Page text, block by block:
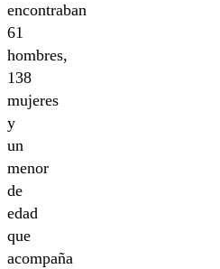
encontraban
61
hombres,
138
mujeres
y
un
menor
de
edad
que
acompaña